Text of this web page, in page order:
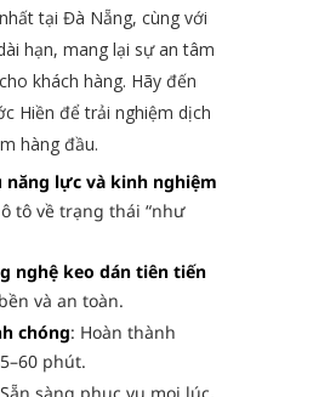
tại Đà Nẵng, cùng với
hạn, mang lại sự an tâm
khách hàng. Hãy đến
Hiền để trải nghiệm dịch
hàng đầu.
năng lực và kinh nghiệm
tô về trạng thái “như
nghệ keo dán tiên tiến
và an toàn.
chóng: Hoàn thành
phút.